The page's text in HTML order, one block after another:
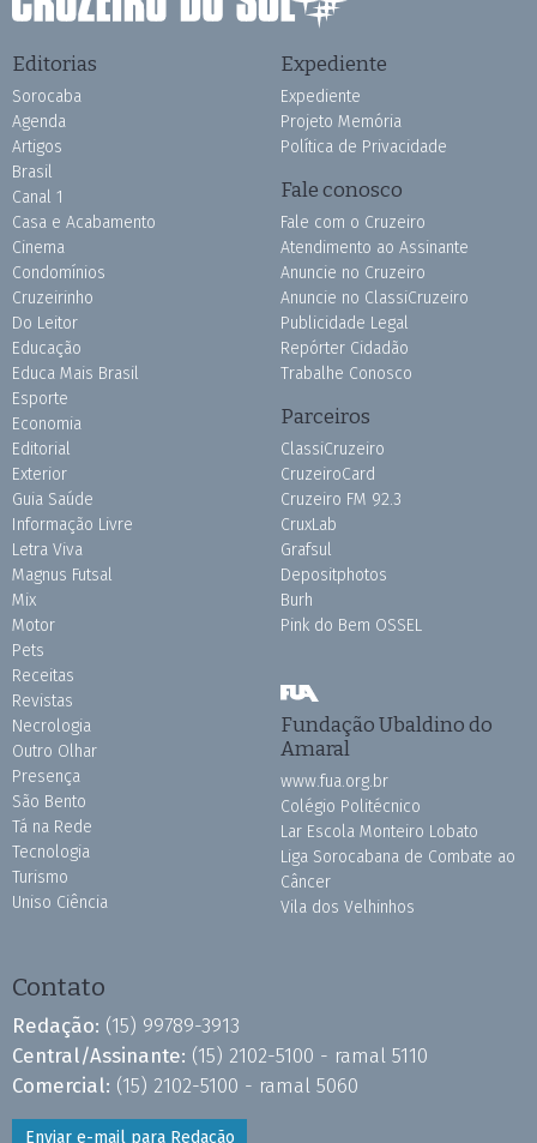
Editorias
Sorocaba
Agenda
Artigos
Brasil
Canal 1
Casa e Acabamento
Cinema
Condomínios
Cruzeirinho
Do Leitor
Educação
Educa Mais Brasil
Esporte
Economia
Editorial
Exterior
Guia Saúde
Informação Livre
Letra Viva
Magnus Futsal
Mix
Motor
Pets
Receitas
Revistas
Necrologia
Outro Olhar
Presença
São Bento
Tá na Rede
Tecnologia
Turismo
Uniso Ciência
Expediente
Expediente
Projeto Memória
Política de Privacidade
Fale conosco
Fale com o Cruzeiro
Atendimento ao Assinante
Anuncie no Cruzeiro
Anuncie no ClassiCruzeiro
Publicidade Legal
Repórter Cidadão
Trabalhe Conosco
Parceiros
ClassiCruzeiro
CruzeiroCard
Cruzeiro FM 92.3
CruxLab
Grafsul
Depositphotos
Burh
Pink do Bem OSSEL
Fundação Ubaldino do
Amaral
www.fua.org.br
Colégio Politécnico
Lar Escola Monteiro Lobato
Liga Sorocabana de Combate ao
Câncer
Vila dos Velhinhos
Contato
Redação: (15) 99789-3913
Central/Assinante: (15) 2102-5100 - ramal 5110
Comercial: (15) 2102-5100 - ramal 5060
Enviar e-mail para Redação